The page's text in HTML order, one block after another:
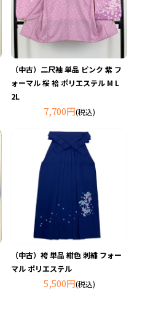
（中古）二尺袖 単品 ピンク 紫 フ
ォーマル 桜 袷 ポリエステル M L
2L
7,700円(税込)
（中古）袴 単品 紺色 刺繍 フォー
マル ポリエステル
5,500円(税込)